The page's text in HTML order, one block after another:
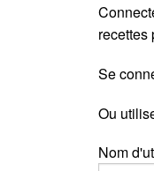
recettes
Se
Ou
Nom